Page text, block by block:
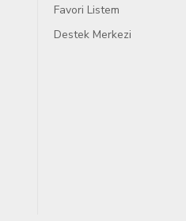
Favori Listem
Destek Merkezi